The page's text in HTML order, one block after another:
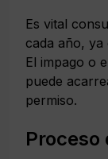
Es vital
cada año,
El impago o
puede
permiso.
Proceso